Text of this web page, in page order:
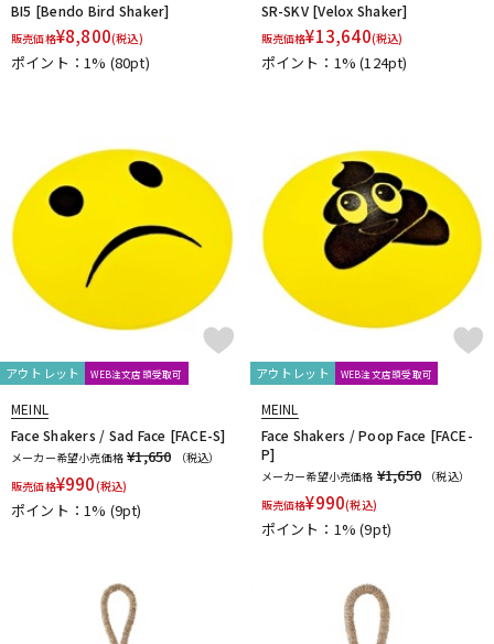
BI5 [Bendo Bird Shaker]
販売価格¥8,800(税込)
ポイント：1% (80pt)
SR-SKV [Velox Shaker]
販売価格¥13,640(税込)
ポイント：1%(124pt)
アウトレット WEB注文店頭受取可
MEINL
Face Shakers / Sad Face [FACE-S]
メーカー希望小売価格 ¥1,650
（税込）
販売価格¥990(税込)
ポイント：1% (9pt)
アウトレット WEB注文店頭受取可
MEINL
Face Shakers / Poop Face [FACE-
P]
メーカー希望小売価格 ¥1,650
（税込）
販売価格¥990(税込)
ポイント：1%(9pt)